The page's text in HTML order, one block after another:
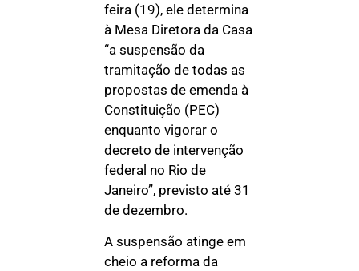
feira (19), ele determina
à Mesa Diretora da Casa
“a suspensão da
tramitação de todas as
propostas de emenda à
Constituição (PEC)
enquanto vigorar o
decreto de intervenção
federal no Rio de
Janeiro”, previsto até 31
de dezembro.
A suspensão atinge em
cheio a reforma da